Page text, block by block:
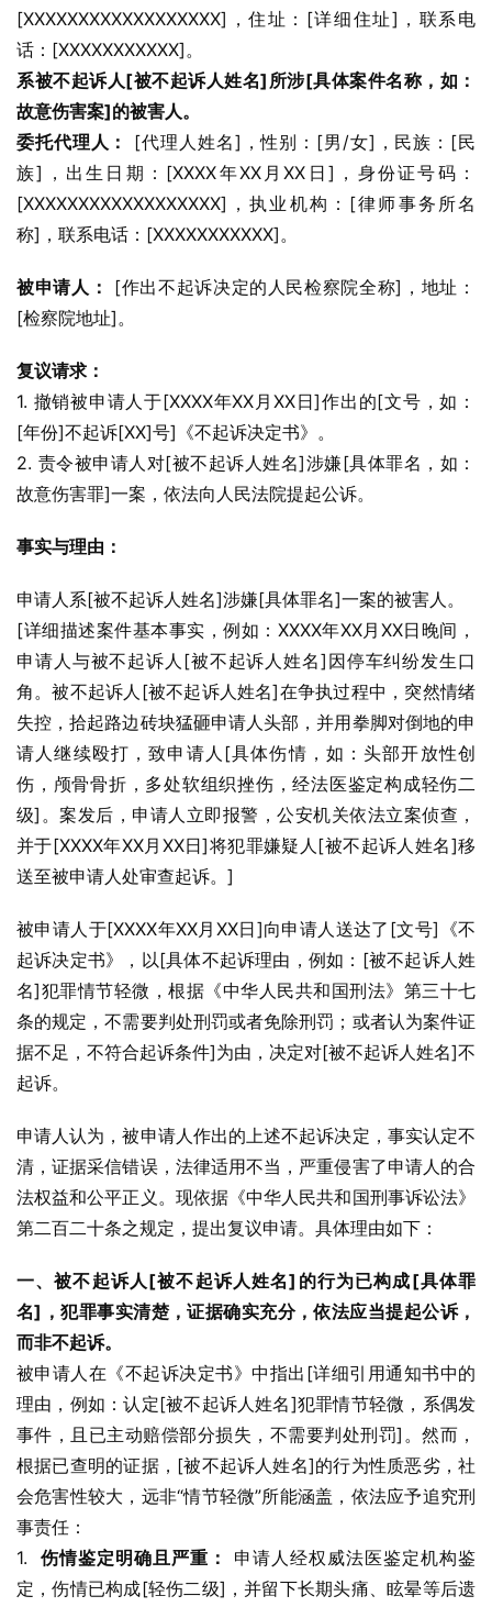
[XXXXXXXXXXXXXXXXXX]，住址：[详细住址]，联系电
话：[XXXXXXXXXXX]。
系被不起诉人[被不起诉人姓名]所涉[具体案件名称，如：
故意伤害案]的被害人。
委托代理人：
[代理人姓名]，性别：[男/女]，民族：[民
族]，出生日期：[XXXX年XX月XX日]，身份证号码：
[XXXXXXXXXXXXXXXXXX]，执业机构：[律师事务所名
称]，联系电话：[XXXXXXXXXXX]。
被申请人：
[作出不起诉决定的人民检察院全称]，地址：
[检察院地址]。
复议请求：
1. 撤销被申请人于[XXXX年XX月XX日]作出的[文号，如：
[年份]不起诉[XX]号]《不起诉决定书》。
2. 责令被申请人对[被不起诉人姓名]涉嫌[具体罪名，如：
故意伤害罪]一案，依法向人民法院提起公诉。
事实与理由：
申请人系[被不起诉人姓名]涉嫌[具体罪名]一案的被害人。
[详细描述案件基本事实，例如：XXXX年XX月XX日晚间，
申请人与被不起诉人[被不起诉人姓名]因停车纠纷发生口
角。被不起诉人[被不起诉人姓名]在争执过程中，突然情绪
失控，拾起路边砖块猛砸申请人头部，并用拳脚对倒地的申
请人继续殴打，致申请人[具体伤情，如：头部开放性创
伤，颅骨骨折，多处软组织挫伤，经法医鉴定构成轻伤二
级]。案发后，申请人立即报警，公安机关依法立案侦查，
并于[XXXX年XX月XX日]将犯罪嫌疑人[被不起诉人姓名]移
送至被申请人处审查起诉。]
被申请人于[XXXX年XX月XX日]向申请人送达了[文号]《不
起诉决定书》，以[具体不起诉理由，例如：[被不起诉人姓
名]犯罪情节轻微，根据《中华人民共和国刑法》第三十七
条的规定，不需要判处刑罚或者免除刑罚；或者认为案件证
据不足，不符合起诉条件]为由，决定对[被不起诉人姓名]不
起诉。
申请人认为，被申请人作出的上述不起诉决定，事实认定不
清，证据采信错误，法律适用不当，严重侵害了申请人的合
法权益和公平正义。现依据《中华人民共和国刑事诉讼法》
第二百二十条之规定，提出复议申请。具体理由如下：
一、被不起诉人[被不起诉人姓名]的行为已构成[具体罪
名]，犯罪事实清楚，证据确实充分，依法应当提起公诉，
而非不起诉。
被申请人在《不起诉决定书》中指出[详细引用通知书中的
理由，例如：认定[被不起诉人姓名]犯罪情节轻微，系偶发
事件，且已主动赔偿部分损失，不需要判处刑罚]。然而，
根据已查明的证据，[被不起诉人姓名]的行为性质恶劣，社
会危害性较大，远非“情节轻微”所能涵盖，依法应予追究刑
事责任：
1. 伤情鉴定明确且严重：
申请人经权威法医鉴定机构鉴
定，伤情已构成[轻伤二级]，并留下长期头痛、眩晕等后遗